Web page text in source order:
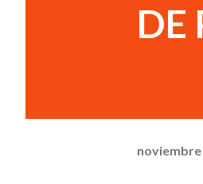
DE
noviembre